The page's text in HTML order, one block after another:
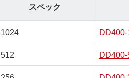
スペック
1024
512